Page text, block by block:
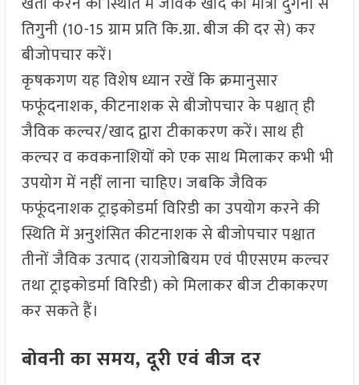
तिगुनी (10-15 ग्राम प्रति कि.ग्रा. बीज की दर से) कर
बीजोपचार करें।
कृषकगण यह विशेष ध्यान रखें कि क्रमानुसार
फफूंदनाशक, कीटनाशक से बीजोपचार के पश्चात् ही
जैविक कल्चर/खाद द्वारा टीकाकरण करें। साथ ही
कल्चर व कवकनाशियों को एक साथ मिलाकर कभी भी
उपयोग में नहीं लाना चाहिए। जबकि जैविक
फफूंदनाशक ट्राइकोडर्मा विरिडी का उपयोग करने की
स्थिति में अनुशंसित कीटनाशक से बीजोपचार पश्चात
तीनों जैविक उत्पाद (रायजोबियम एवं पीएसएम कल्चर
तथा ट्राइकोडर्मा विरिडी) को मिलाकर बीज टीकाकरण
कर सकते हैं।
बोवनी का समय, दूरी एवं बीज दर